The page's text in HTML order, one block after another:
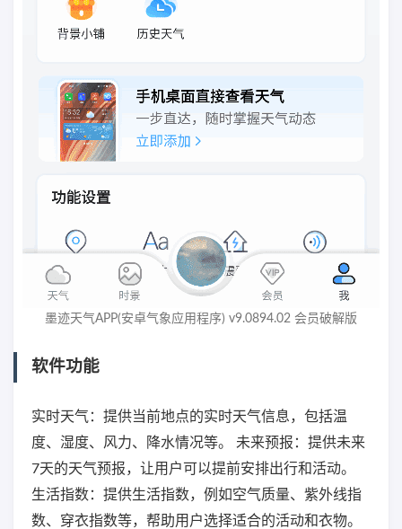
墨迹天气APP(安卓气象应用程序) v9.0894.02 会员破解版
软件功能
实时天气：提供当前地点的实时天气信息，包括温
度、湿度、风力、降水情况等。 未来预报：提供未来
7天的天气预报，让用户可以提前安排出行和活动。
生活指数：提供生活指数，例如空气质量、紫外线指
数、穿衣指数等，帮助用户选择适合的活动和衣物。